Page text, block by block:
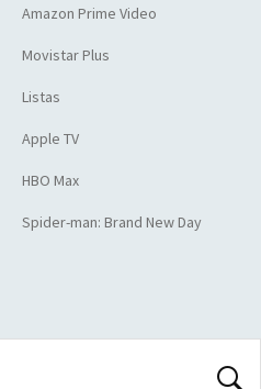
Amazon Prime Video
Movistar Plus
Listas
Apple TV
HBO Max
Spider-man: Brand New Day